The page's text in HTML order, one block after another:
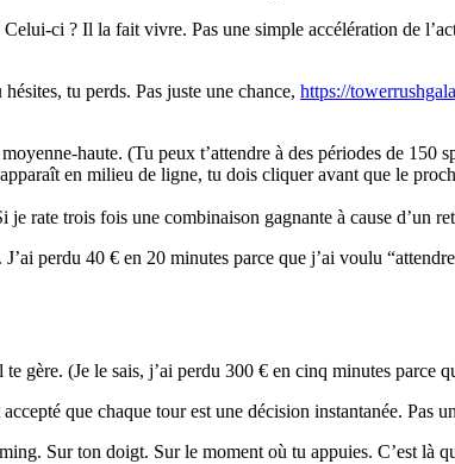
ci ? Il la fait vivre. Pas une simple accélération de
tu perds. Pas juste une chance, https://
haute. (Tu peux t’attendre à des périodes de 150
en milieu de ligne, tu dois cliquer avant que le
rate trois fois une combinaison gagnante à cause d’un
perdu 40 € en 20 minutes parce que j’ai voulu
gère. (Je le sais, j’ai perdu 300 € en cinq minutes parce
que chaque tour est une décision instantanée. Pas
Sur ton doigt. Sur le moment où tu appuies. C’est là